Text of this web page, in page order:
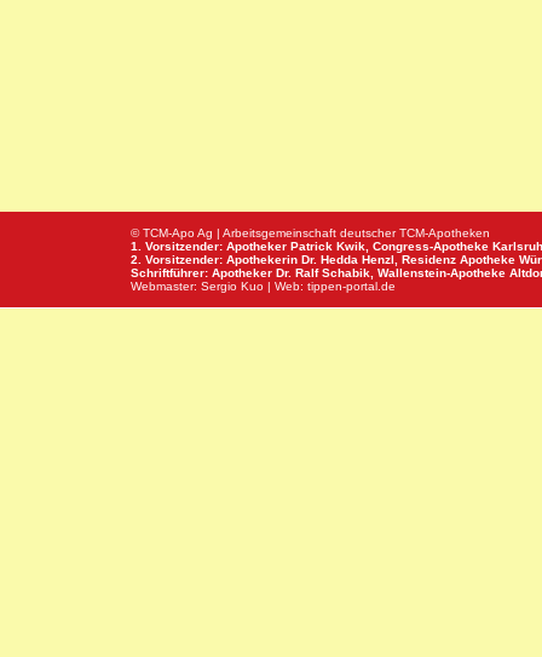
© TCM-Apo Ag | Arbeitsgemeinschaft deutscher TCM-Apotheken
1. Vorsitzender: Apotheker Patrick Kwik, Congress-Apotheke
2. Vorsitzender: Apothekerin Dr. Hedda Henzl, Residenz Apotheke
Schriftführer: Apotheker Dr. Ralf Schabik, Wallenstein-Apotheke
Webmaster: Sergio Kuo | Web: tippen-portal.de